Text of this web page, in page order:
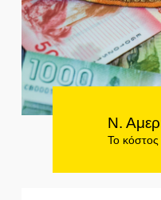
Ν.
Το κόστος